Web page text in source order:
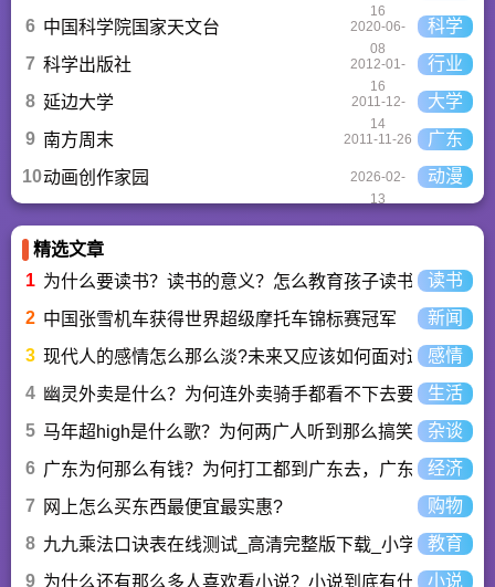
16
6 中国科学院国家天文台
2020-06-
08
科学
7 科学出版社
2012-01-
16
行业
8 延边大学
2011-12-
14
大学
9 南方周末 2011-11-26
广东
10动画创作家园
2026-02-
13
动漫
精选文章
1 为什么要读书？读书的意义？怎么教育孩子读书？读书
2 中国张雪机车获得世界超级摩托车锦标赛冠军
新闻
3 现代人的感情怎么那么淡?未来又应该如何面对这人情淡
感情
4 幽灵外卖是什么？为何连外卖骑手都看不下去要举报？
生活
5 马年超high是什么歌？为何两广人听到那么搞笑？马超
杂谈
6 广东为何那么有钱？为何打工都到广东去，广东连续37年
经济
7
网上怎么买东西最便宜最实惠?
购物
8 九九乘法口诀表在线测试_高清完整版下载_小学数学口算
教育
9 为什么还有那么多人喜欢看小说？小说到底有什么魅力长
小说